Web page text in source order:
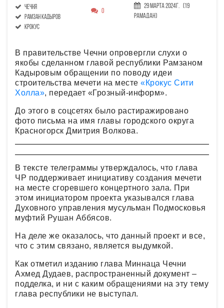
Чечня
Рамзан Кадыров
Крокус
0
29 Марта 2024г. (19
Рамадан)
В правительстве Чечни опровергли слухи о
якобы сделанном главой республики Рамзаном
Кадыровым обращении по поводу идеи
строительства мечети на месте «Крокус Сити
Холла», передает «Грозный-информ».
До этого в соцсетях было растиражировано
фото письма на имя главы городского округа
Красногорск Дмитрия Волкова.
В тексте телеграммы утверждалось, что глава
ЧР поддерживает инициативу создания мечети
на месте сгоревшего концертного зала. При
этом инициатором проекта указывался глава
Духовного управления мусульман Подмосковья
муфтий Рушан Аббясов.
На деле же оказалось, что данный проект и все,
что с этим связано, является выдумкой.
Как отметил изданию глава Миннаца Чечни
Ахмед Дудаев, распространенный документ –
подделка, и ни с каким обращениями на эту тему
глава республики не выступал.